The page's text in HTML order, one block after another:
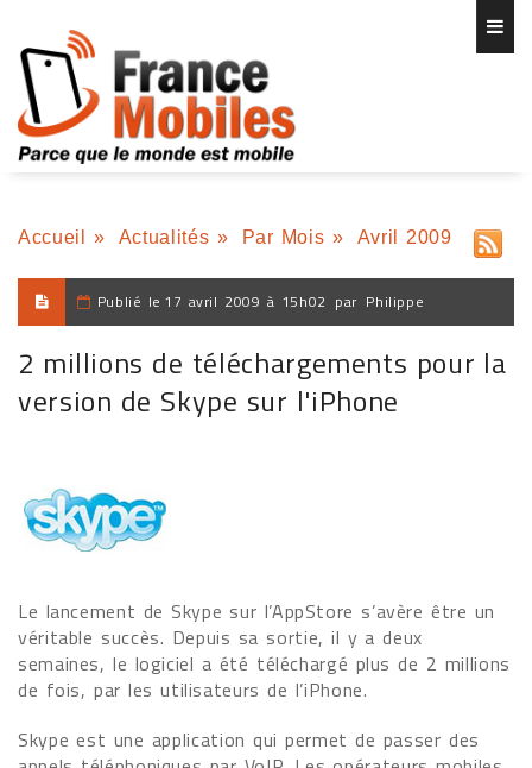
Accueil » Actualités » Par Mois » Avril 2009
Publié le 17 avril 2009 à 15h02 par Philippe
2 millions de téléchargements pour la
version de Skype sur l'iPhone
Le lancement de Skype sur l’AppStore s’avère être un
véritable succès. Depuis sa sortie, il y a deux
semaines, le logiciel a été téléchargé plus de 2 millions
de fois, par les utilisateurs de l’iPhone.
Skype est une application qui permet de passer des